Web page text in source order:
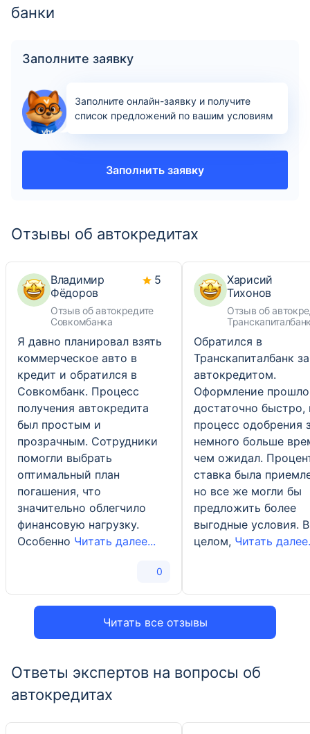
банки
Заполните заявку
Заполните онлайн-заявку и получите
список предложений по вашим условиям
Заполнить заявку
Отзывы об автокредитах
Читать все отзывы
Владимир
Фёдоров
Отзыв об автокредите
Совкомбанка
5
Я давно планировал взять
коммерческое авто в
кредит и обратился в
Совкомбанк. Процесс
получения автокредита
был простым и
прозрачным. Сотрудники
помогли выбрать
оптимальный план
погашения, что
значительно облегчило
финансовую нагрузку.
Особенно Читать далее...
0
Харисий
Тихонов
Отзыв об
Обратился в
Транскапиталбанк за
автокредитом.
Оформление прошло
достаточно быстро,
процесс одобрения
немного больше
чем ожидал.
ставка была
но все же могли бы
предложить более
выгодные условия. В
целом, Читать
Ответы экспертов на вопросы об
автокредитах